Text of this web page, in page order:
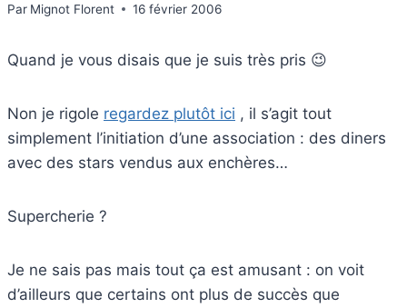
Par Mignot Florent 16 février 2006
Quand je vous disais que je suis très pris 😉
Non je rigole regardez plutôt ici , il s’agit tout
simplement l’initiation d’une association : des diners
avec des stars vendus aux enchères…
Supercherie ?
Je ne sais pas mais tout ça est amusant : on voit
d’ailleurs que certains ont plus de succès que